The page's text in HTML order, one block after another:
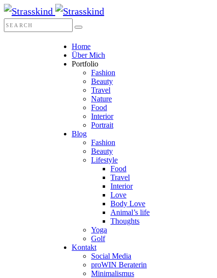
Home
Über Mich
Portfolio
Fashion
Beauty
Travel
Nature
Food
Interior
Portrait
Blog
Fashion
Beauty
Lifestyle
Food
Travel
Interior
Love
Body Love
Animal’s life
Thoughts
Yoga
Golf
Kontakt
Social Media
proWIN Beraterin
Minimalismus